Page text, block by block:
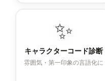
✨
キャラクターコード診断
雰囲気・第一印象の言語化に